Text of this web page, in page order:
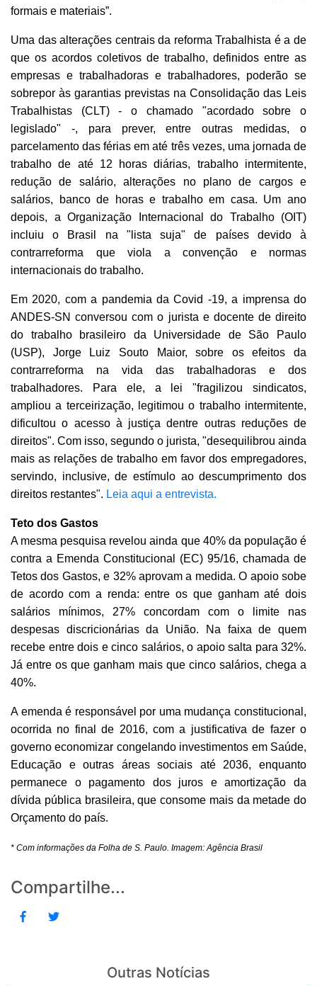
formais e materiais”.
Uma das alterações centrais da reforma Trabalhista é a de
que os acordos coletivos de trabalho, definidos entre as
empresas e trabalhadoras e trabalhadores, poderão se
sobrepor às garantias previstas na Consolidação das Leis
Trabalhistas (CLT) - o chamado "acordado sobre o
legislado" -, para prever, entre outras medidas, o
parcelamento das férias em até três vezes, uma jornada de
trabalho de até 12 horas diárias, trabalho intermitente,
redução de salário, alterações no plano de cargos e
salários, banco de horas e trabalho em casa. Um ano
depois, a Organização Internacional do Trabalho (OIT)
incluiu o Brasil na "lista suja" de países devido à
contrarreforma que viola a convenção e normas
internacionais do trabalho.
Em 2020, com a pandemia da Covid -19, a imprensa do
ANDES-SN conversou com o jurista e docente de direito
do trabalho brasileiro da Universidade de São Paulo
(USP), Jorge Luiz Souto Maior, sobre os efeitos da
contrarreforma na vida das trabalhadoras e dos
trabalhadores. Para ele, a lei "fragilizou sindicatos,
ampliou a terceirização, legitimou o trabalho intermitente,
dificultou o acesso à justiça dentre outras reduções de
direitos". Com isso, segundo o jurista, "desequilibrou ainda
mais as relações de trabalho em favor dos empregadores,
servindo, inclusive, de estímulo ao descumprimento dos
direitos restantes". Leia aqui a entrevista.
Teto dos Gastos
A mesma pesquisa revelou ainda que 40% da população é
contra a Emenda Constitucional (EC) 95/16, chamada de
Tetos dos Gastos, e 32% aprovam a medida. O apoio sobe
de acordo com a renda: entre os que ganham até dois
salários mínimos, 27% concordam com o limite nas
despesas discricionárias da União. Na faixa de quem
recebe entre dois e cinco salários, o apoio salta para 32%.
Já entre os que ganham mais que cinco salários, chega a
40%.
A emenda é responsável por uma mudança constitucional,
ocorrida no final de 2016, com a justificativa de fazer o
governo economizar congelando investimentos em Saúde,
Educação e outras áreas sociais até 2036, enquanto
permanece o pagamento dos juros e amortização da
dívida pública brasileira, que consome mais da metade do
Orçamento do país.
* Com informações da Folha de S. Paulo. Imagem: Agência Brasil
Compartilhe...
Outras Notícias